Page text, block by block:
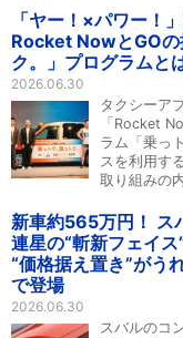
「ヤー！×パワー！
Rocket NowとGOの
ク。」プログラムと
2026.06.30
タクシーア
「Rocket
ラム「乗っ
スを利用す
取り組みの
新車約565万円！ ス
連星の“斬新フェイ
“価格据え置き”がう
で登場
2026.06.30
スバルのコ